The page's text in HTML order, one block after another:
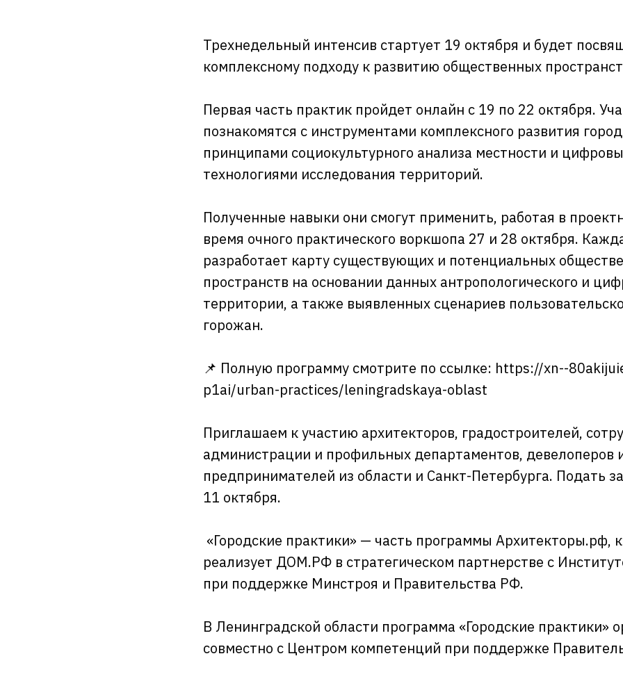
Трехнедельный интенсив стартует 19 октября и будет
комплексному подходу к развитию общественных
Первая часть практик пройдет онлайн с 19 по 22 октября.
познакомятся с инструментами комплексного развития
принципами социокультурного анализа местности и
технологиями исследования территорий.
Полученные навыки они смогут применить, работая в
время очного практического воркшопа 27 и 28 октября.
разработает карту существующих и потенциальных
пространств на основании данных антропологического и
территории, а также выявленных сценариев
горожан.
📌 Полную программу смотрите по ссылке: https://xn--
p1ai/urban-practices/leningradskaya-oblast
Приглашаем к участию архитекторов, градостроителей,
администрации и профильных департаментов, девелоперов
предпринимателей из области и Санкт-Петербурга. Подать
11 октября.
«Городские практики» — часть программы Архитекторы.рф,
реализует ДОМ.РФ в стратегическом партнерстве с
при поддержке Минстроя и Правительства РФ.
В Ленинградской области программа «Городские практики»
совместно с Центром компетенций при поддержке